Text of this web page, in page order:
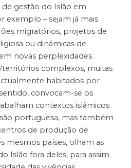
de gestão do Islão em
exemplo – sejam já mais
migratórios, projetos de
ou dinâmicas de
novas perplexidades
territórios complexos, muitas
habitados por
convocam-se os
contextos islâmicos
portuguesa, mas também
de produção de
mesmos países, olham as
Islão fora deles, para assim